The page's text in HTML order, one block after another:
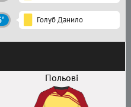
Польові
Голуб Данило